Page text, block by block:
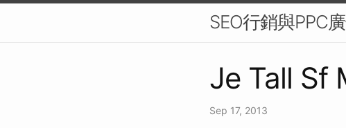
SEO行銷與PPC
Je Tall Sf
Sep 17, 2013